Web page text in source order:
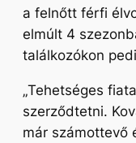
a felnőtt férfi
elmúlt 4
találkozókon
„Tehetséges
szerződtetni.
már számottevő